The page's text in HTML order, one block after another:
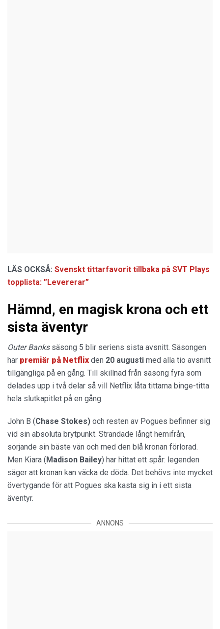
LÄS OCKSÅ: Svenskt tittarfavorit tillbaka på SVT Plays
topplista: ”Levererar”
Hämnd, en magisk krona och ett
sista äventyr
Outer Bankssäsong 5 blir seriens sista avsnitt. Säsongen
har premiär på Netflix den 20 augusti med alla tio avsnitt
tillgängliga på en gång. Till skillnad från säsong fyra som
delades upp i två delar så vill Netflix låta tittarna binge-titta
hela slutkapitlet på en gång.
John B (Chase Stokes) och resten av Pogues befinner sig
vid sin absoluta brytpunkt. Strandade långt hemifrån,
sörjande sin bäste vän och med den blå kronan förlorad.
Men Kiara (Madison Bailey) har hittat ett spår: legenden
säger att kronan kan väcka de döda. Det behövs inte mycket
övertygande för att Pogues ska kasta sig in i ett sista
äventyr.
ANNONS